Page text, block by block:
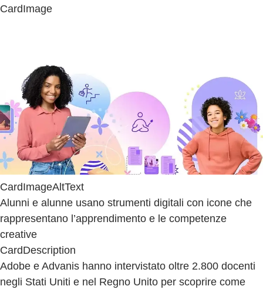
CardImage
CardImageAltText
Alunni e alunne usano strumenti digitali con icone che
rappresentano l’apprendimento e le competenze
creative
CardDescription
Adobe e Advanis hanno intervistato oltre 2.800 docenti
negli Stati Uniti e nel Regno Unito per scoprire come